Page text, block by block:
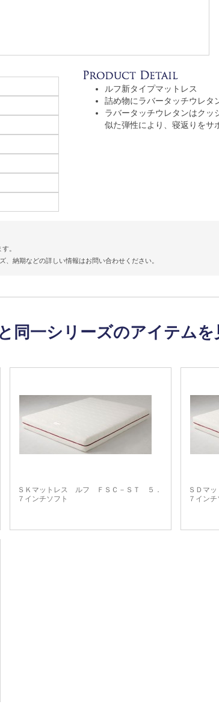
ルフ新タイプマットレス
詰め物にラバータッチウレタ
ラバータッチウレタンはクッ
似た弾性により、寝返りをサ
。
納期などの詳しい情報はお問い合わせください。
同一シリーズのアイテムを
ＳＫマットレス ルフ ＦＳＣ－ＳＴ ５．
７インチソフト
ＳＤマ
７インチ